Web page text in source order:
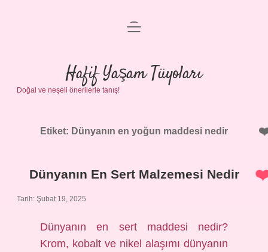
Anasayfa
Gizlilik Politikası
Yasal Uyarı
menüyü
Hafif Yaşam Tüyoları
Doğal ve neşeli önerilerle tanış!
Etiket: Dünyanın en yoğun maddesi nedir
Dünyanın En Sert Malzemesi Nedir
Tarih: Şubat 19, 2025
Dünyanın en sert maddesi nedir?
Krom, kobalt ve nikel alaşımı dünyanın